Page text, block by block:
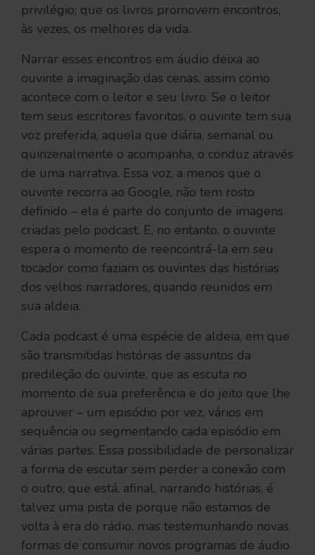
privilégio; que os livros promovem encontros,
às vezes, os melhores da vida.
Narrar esses encontros em áudio deixa ao
ouvinte a imaginação das cenas, assim como
acontece com o leitor e seu livro. Se o leitor
tem seus escritores favoritos, o ouvinte tem sua
voz preferida, aquela que diária, semanal ou
quinzenalmente o acompanha, o conduz através
de uma narrativa. Essa voz, a menos que o
ouvinte recorra ao Google, não tem rosto
definido – ela é parte do conjunto de imagens
criadas pelo podcast. E, no entanto, o ouvinte
espera o momento de reencontrá-la em seu
tocador como faziam os ouvintes das histórias
dos velhos narradores, quando reunidos em
sua aldeia.
Cada podcast é uma espécie de aldeia, em que
são transmitidas histórias de assuntos da
predileção do ouvinte, que as escuta no
momento de sua preferência e do jeito que lhe
aprouver – um episódio por vez, vários em
sequência ou segmentando cada episódio em
várias partes. Essa possibilidade de personalizar
a forma de escutar sem perder a conexão com
o outro, que está, afinal, narrando histórias, é
talvez uma pista de porque não estamos de
volta à era do rádio, mas testemunhando novas
formas de consumir novos programas de áudio